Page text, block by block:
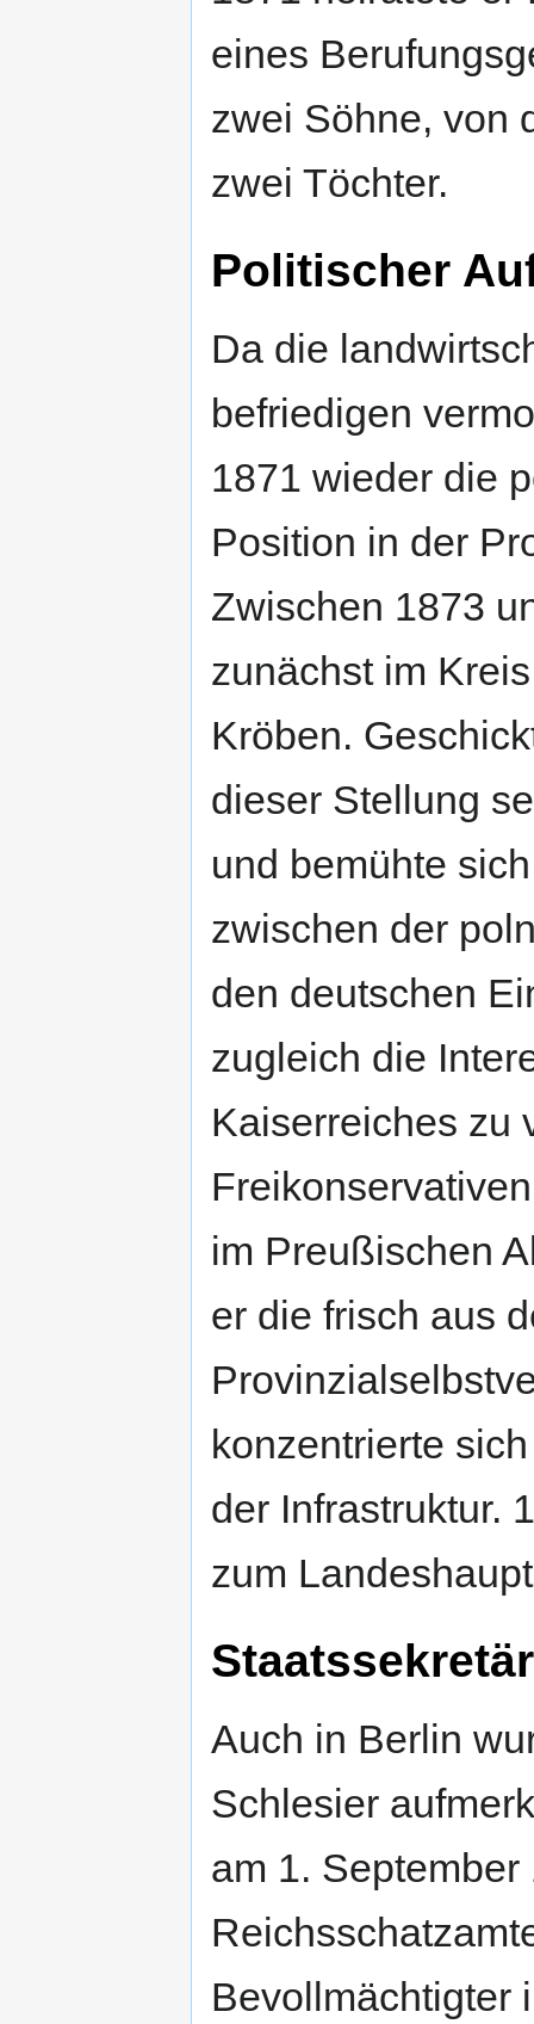
eines
zwei Söhne, von
zwei Töchter.
Politischer
Da die
befriedigen
1871 wieder die
Position in der
Zwischen 1873
zunächst im
Kröben.
dieser Stellung
und bemühte
zwischen der
den deutschen
zugleich die
Kaiserreiches zu
im Preußischen
er die frisch aus
konzentrierte
der Infrastruktur.
zum
Auch in Berlin
Schlesier
am 1.
Bevollmächtigter